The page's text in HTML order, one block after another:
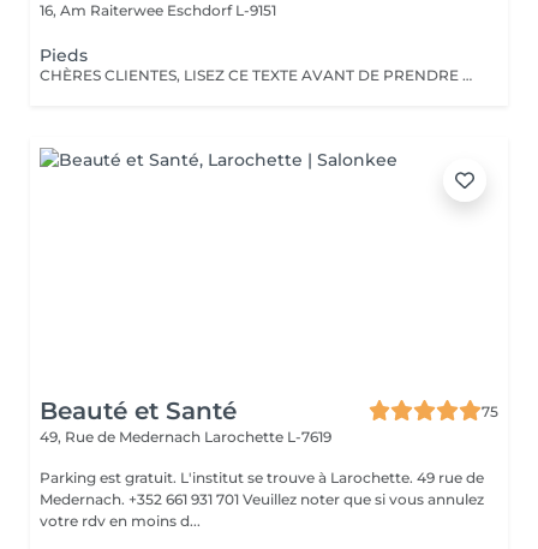
16, Am Raiterwee Eschdorf L-9151
Pieds
CHÈRES CLIENTES, LISEZ CE TEXTE AVANT DE PRENDRE RENDEZ-VOUS!!! Pour une belle pédicure, je porte une attention particulière à chaque détail. Veuillez noter que je ne propose aucun traitement pour les ongles atteints d'infections fongiques. Si vous avez des taches blanches, brunes ou jaunes, je vous recommande de consulter un médecin ou un podologue. Votre santé est ma priorité!
Beauté et Santé
75
49, Rue de Medernach Larochette L-7619
Parking est gratuit. L'institut se trouve à Larochette. 49 rue de
Medernach. +352 661 931 701 Veuillez noter que si vous annulez
votre rdv en moins d...